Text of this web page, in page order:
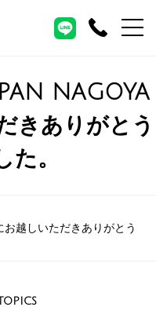
NAGOYA
きありがとう
た。
越しいただきありがとう